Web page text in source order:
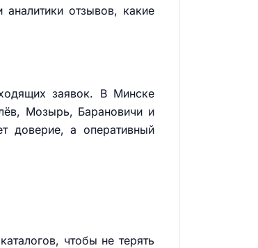
отзывов, какие
заявок. В Минске
Мозырь, Барановичи и
доверие, а оперативный
чтобы не терять